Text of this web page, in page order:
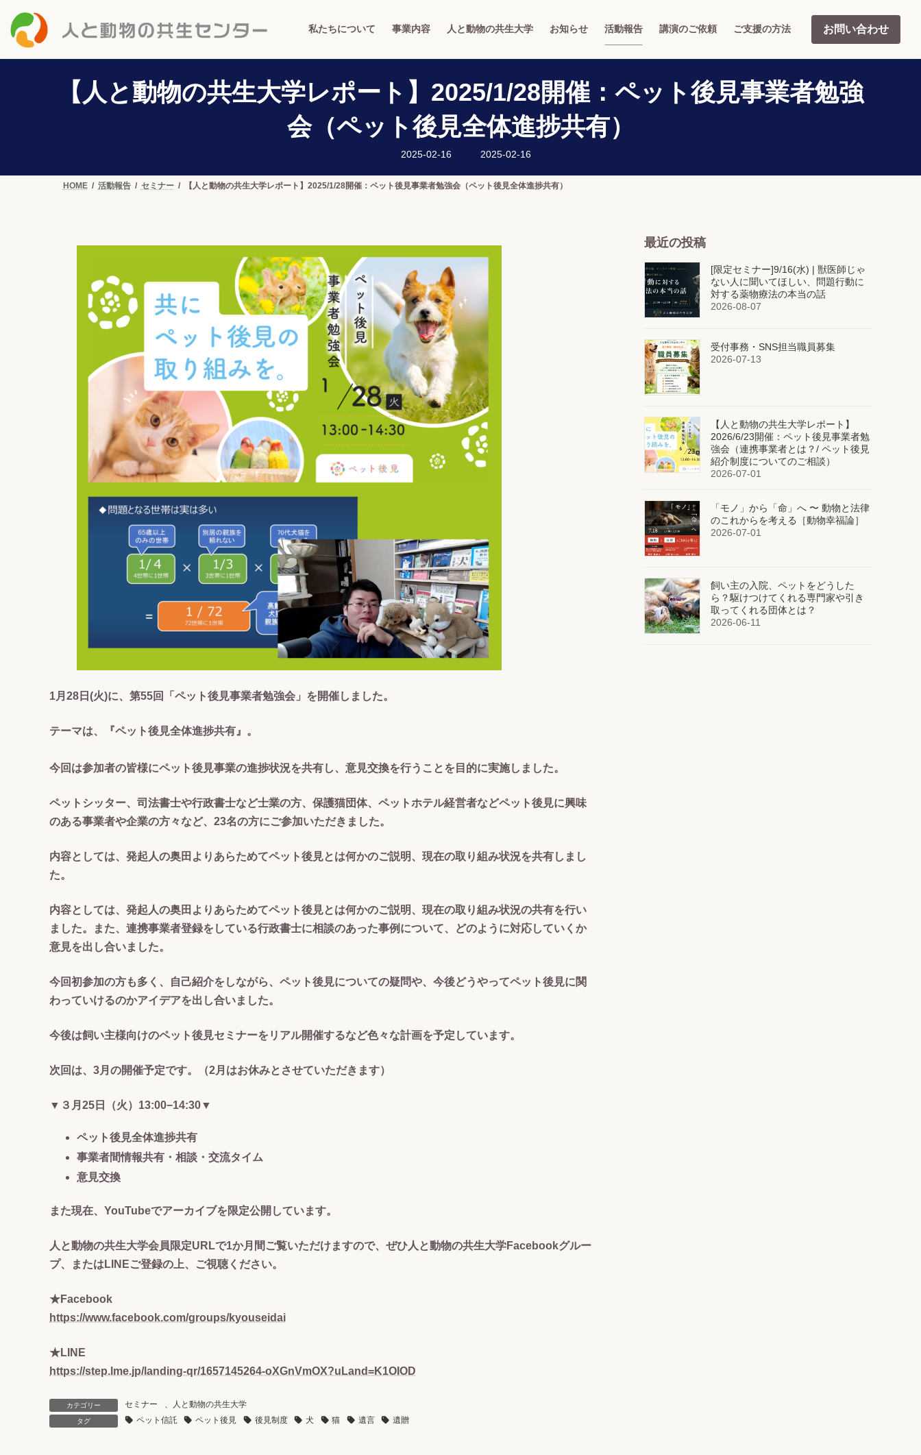
お問い合わせ
私たちについて 事業内容 人と動物の共生大学 お知らせ 活動報告 講演のご依頼 ご支援の方法
【人と動物の共生大学レポート】2025/1/28開催：ペット後見事業者勉強
会（ペット後見全体進捗共有）
2025-02-16
最
新
日
2025-02-16
HOME 活動報告 セミナー 【人と動物の共生大学レポート】2025/1/28開催：ペット後見事業者勉強会（ペット後見全体進捗共有）
1月28日(火)に、第55回「ペット後見事業者勉強会」を開催しました。
テーマは、『ペット後見全体進捗共有』。
今回は参加者の皆様にペット後見事業の進捗状況を共有し、意見交換を行うことを目的に実施しました。
ペットシッター、司法書士や行政書士など士業の方、保護猫団体、ペットホテル経営者などペット後見に興味
のある事業者や企業の方々など、23名の方にご参加いただきました。
内容としては、発起人の奥田よりあらためてペット後見とは何かのご説明、現在の取り組み状況を共有しまし
た。
内容としては、発起人の奥田よりあらためてペット後見とは何かのご説明、現在の取り組み状況の共有を行い
ました。また、連携事業者登録をしている行政書士に相談のあった事例について、どのように対応していくか
意見を出し合いました。
今回初参加の方も多く、自己紹介をしながら、ペット後見についての疑問や、今後どうやってペット後見に関
わっていけるのかアイデアを出し合いました。
今後は飼い主様向けのペット後見セミナーをリアル開催するなど色々な計画を予定しています。
次回は、3月の開催予定です。（2月はお休みとさせていただきます）
▼３月25日（火）13:00−14:30▼
ペット後見全体進捗共有
事業者間情報共有・相談・交流タイム
意見交換
また現在、YouTubeでアーカイブを限定公開しています。
人と動物の共生大学会員限定URLで1か月間ご覧いただけますので、ぜひ人と動物の共生大学Facebookグルー
プ、またはLINEご登録の上、ご視聴ください。
★Facebook
https://www.facebook.com/groups/kyouseidai
★LINE
https://step.lme.jp/landing-qr/1657145264-oXGnVmOX?uLand=K1OIOD
カテゴリー セミナー 、 人と動物の共生大学
タグ ペット信託 ペット後見 後見制度 犬 猫 遺言 遺贈
最近の投稿
[限定セミナー]9/16(水) | 獣医師じゃ
ない人に聞いてほしい、問題行動に
対する薬物療法の本当の話
2026-08-07
受付事務・SNS担当職員募集
2026-07-13
【人と動物の共生大学レポート】
2026/6/23開催：ペット後見事業者勉
強会（連携事業者とは？/ ペット後見
紹介制度についてのご相談）
2026-07-01
「モノ」から「命」へ 〜 動物と法律
のこれからを考える［動物幸福論］
2026-07-01
飼い主の入院、ペットをどうした
ら？駆けつけてくれる専門家や引き
取ってくれる団体とは？
2026-06-11